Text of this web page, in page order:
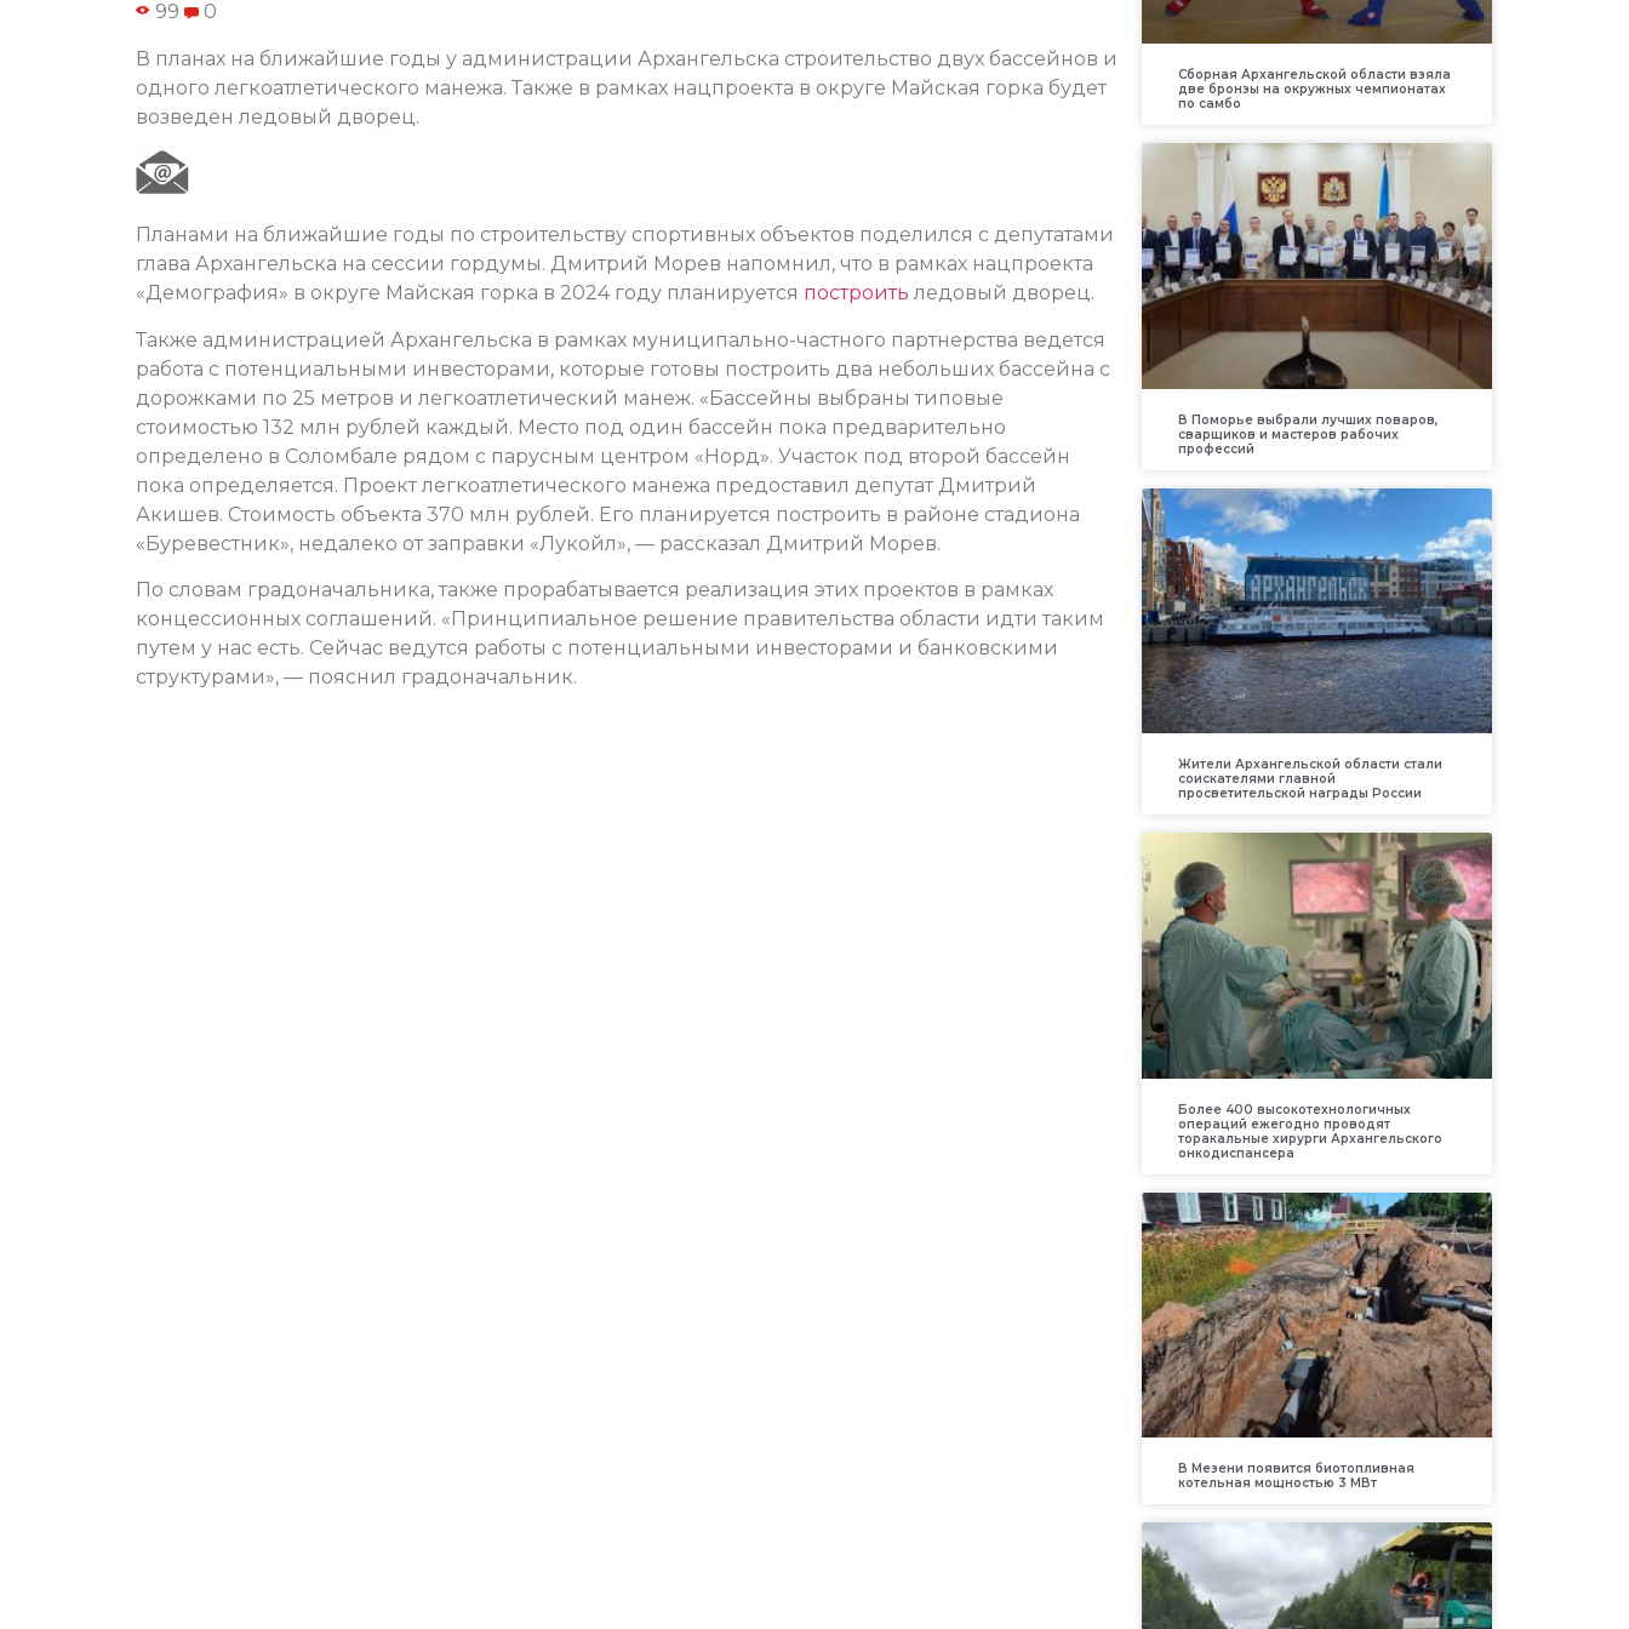
99 0
В планах на ближайшие годы у администрации Архангельска строительство двух бассейнов и
одного легкоатлетического манежа. Также в рамках нацпроекта в округе Майская горка будет
возведен ледовый дворец.
Планами на ближайшие годы по строительству спортивных объектов поделился с депутатами
глава Архангельска на сессии гордумы. Дмитрий Морев напомнил, что в рамках нацпроекта
«Демография» в округе Майская горка в 2024 году планируется построить ледовый дворец.
Также администрацией Архангельска в рамках муниципально-частного партнерства ведется
работа с потенциальными инвесторами, которые готовы построить два небольших бассейна с
дорожками по 25 метров и легкоатлетический манеж. «Бассейны выбраны типовые
стоимостью 132 млн рублей каждый. Место под один бассейн пока предварительно
определено в Соломбале рядом с парусным центром «Норд». Участок под второй бассейн
пока определяется. Проект легкоатлетического манежа предоставил депутат Дмитрий
Акишев. Стоимость объекта 370 млн рублей. Его планируется построить в районе стадиона
«Буревестник», недалеко от заправки «Лукойл», — рассказал Дмитрий Морев.
По словам градоначальника, также прорабатывается реализация этих проектов в рамках
концессионных соглашений. «Принципиальное решение правительства области идти таким
путем у нас есть. Сейчас ведутся работы с потенциальными инвесторами и банковскими
структурами», — пояснил градоначальник.
Сборная Архангельской области взяла
две бронзы на окружных чемпионатах
по самбо
В Поморье выбрали лучших поваров,
сварщиков и мастеров рабочих
профессий
Жители Архангельской области стали
соискателями главной
просветительской награды России
Более 400 высокотехнологичных
операций ежегодно проводят
торакальные хирурги Архангельского
онкодиспансера
В Мезени появится биотопливная
котельная мощностью 3 МВт